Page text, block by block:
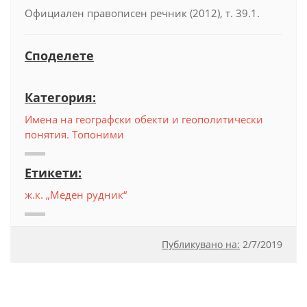
Официален правописен речник (2012), т. 39.1.
Споделете
Категория:
Имена на географски обекти и геополитически
понятия. Топоними
Етикети:
ж.к. „Меден рудник“
Публикувано на: 2/7/2019